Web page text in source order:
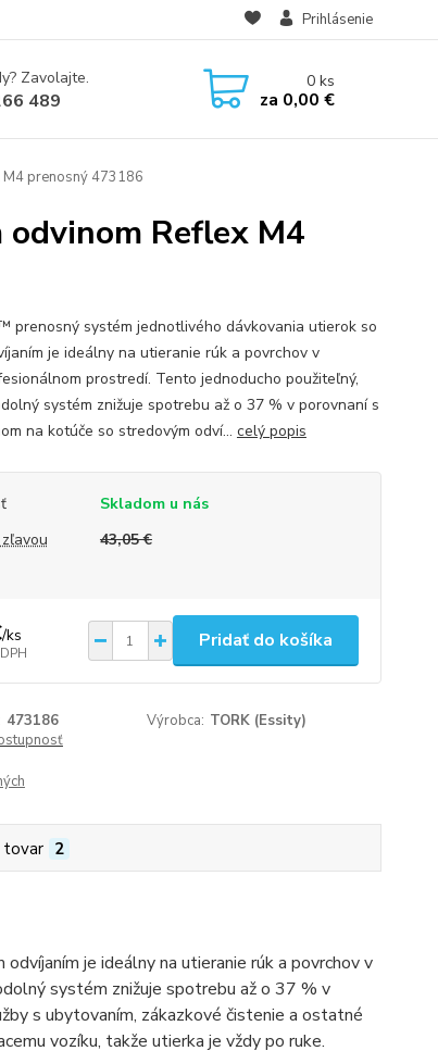
Prihlásenie
Zavolajte.
489
0ks
za 0,00 €
M4 prenosný 473186
Reflex M4
prenosný systém jednotlivého dávkovania utierok so
je ideálny na utieranie rúk a povrchov v
prostredí. Tento jednoducho použiteľný,
systém znižuje spotrebu až o 37 % v porovnaní s
na kotúče so stredovým odví... celý popis
Skladom u nás
43,05 €
/ks Pridať do košíka
473186 Výrobca: TORK (Essity)
tovar 2
je ideálny na utieranie rúk a povrchov v
systém znižuje spotrebu až o 37 % v
s ubytovaním, zákazkové čistenie a ostatné
vozíku, takže utierka je vždy po ruke.